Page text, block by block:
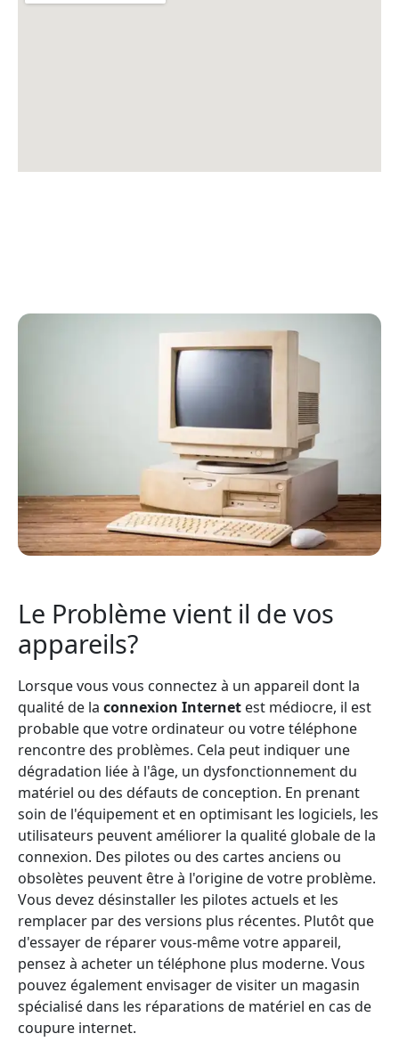
Le Problème vient il de vos
appareils?
Lorsque vous vous connectez à un appareil dont la
qualité de la connexion Internet est médiocre, il est
probable que votre ordinateur ou votre téléphone
rencontre des problèmes. Cela peut indiquer une
dégradation liée à l'âge, un dysfonctionnement du
matériel ou des défauts de conception. En prenant
soin de l'équipement et en optimisant les logiciels, les
utilisateurs peuvent améliorer la qualité globale de la
connexion. Des pilotes ou des cartes anciens ou
obsolètes peuvent être à l'origine de votre problème.
Vous devez désinstaller les pilotes actuels et les
remplacer par des versions plus récentes. Plutôt que
d'essayer de réparer vous-même votre appareil,
pensez à acheter un téléphone plus moderne. Vous
pouvez également envisager de visiter un magasin
spécialisé dans les réparations de matériel en cas de
coupure internet.